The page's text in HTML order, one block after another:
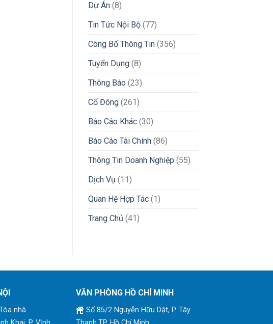
Dự Án(8)
Tin Tức Nội Bộ(77)
Công Bố Thông Tin(356)
Tuyển Dụng(8)
Thông Báo (23)
Cổ Đông(261)
Báo Cáo Khác(30)
Báo Cáo Tài Chính(86)
Thông Tin Doanh Nghiệp (55)
Dịch Vụ (11)
Quan Hệ Hợp Tác(1)
Trang Chủ (41)
nhà
VĂN PHÒNG HỒ CHÍ MINH
Số 85/2 Nguyễn Hữu Dật, P. Tây